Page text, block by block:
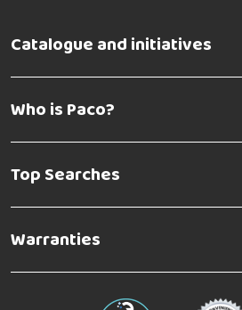
Catalogue and initiatives
Who is Paco?
Top Searches
Warranties